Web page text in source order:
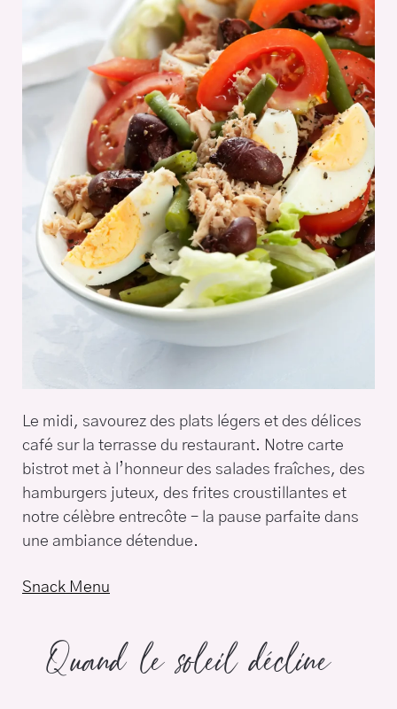
Le midi, savourez des plats légers et des délices
café sur la terrasse du restaurant. Notre carte
bistrot met à l’honneur des salades fraîches, des
hamburgers juteux, des frites croustillantes et
notre célèbre entrecôte – la pause parfaite dans
une ambiance détendue.
Snack Menu
Quand le soleil décline